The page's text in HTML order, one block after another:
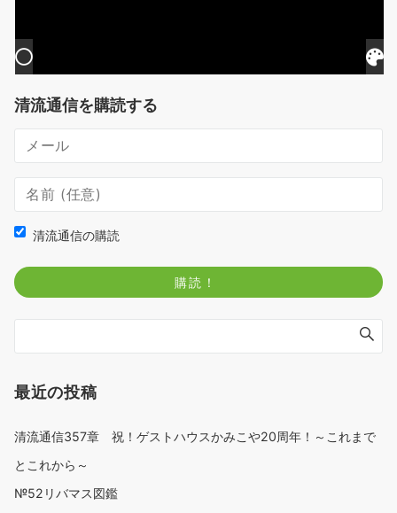
清流通信を購読する
清流通信の購読
最近の投稿
清流通信357章 祝！ゲストハウスかみこや20周年！～これまで
とこれから～
№52リバマス図鑑